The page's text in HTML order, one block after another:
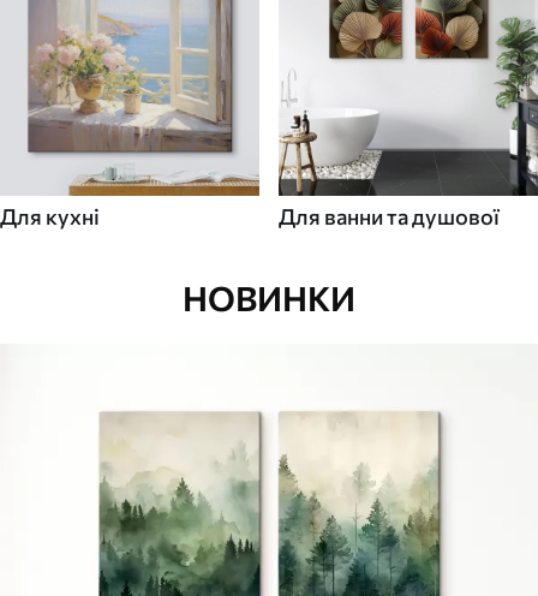
Для кухні Для ванни та душової
НОВИНКИ